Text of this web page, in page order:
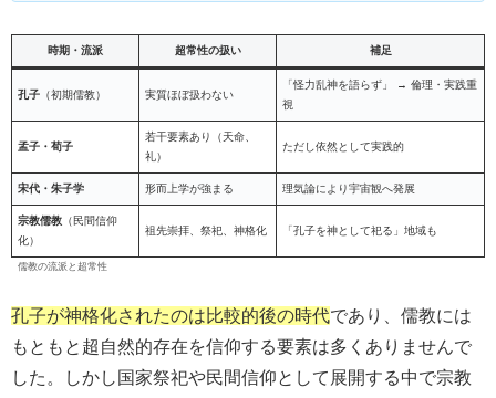
時期・流派 超常性の扱い 補足
孔子 （初期儒教） 実質ほぼ扱わない
「怪力乱神を語らず」 → 倫理・実践重
視
孟子・荀子
若干要素あり（天命、
礼）
ただし依然として実践的
宋代・朱子学 形而上学が強まる 理気論により宇宙観へ発展
宗教儒教 （民間信仰
化）
祖先崇拝、祭祀、神格化 「孔子を神として祀る」地域も
儒教の流派と超常性
孔子が神格化されたのは比較的後の時代であり、儒教には
もともと超自然的存在を信仰する要素は多くありませんで
した。しかし国家祭祀や民間信仰として展開する中で宗教